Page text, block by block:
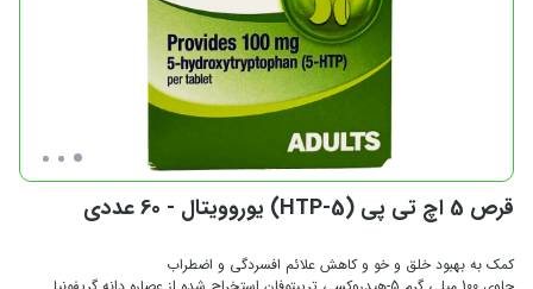
قرص 5 اچ تی پی (5-HTP) یوروویتال - 60 عددی
کمک به بهبود خلق و خو و کاهش علائم افسردگی و اضطراب